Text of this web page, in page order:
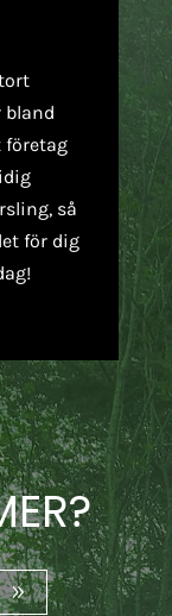
bland
företag
så
för dig